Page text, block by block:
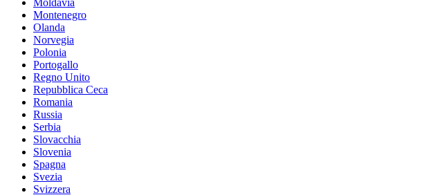
Montenegro
Olanda
Norvegia
Polonia
Portogallo
Regno Unito
Repubblica Ceca
Romania
Russia
Serbia
Slovacchia
Slovenia
Spagna
Svezia
Svizzera